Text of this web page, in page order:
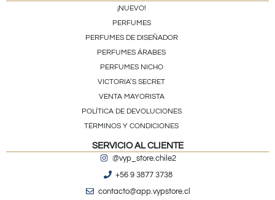
¡NUEVO!
PERFUMES
PERFUMES DE DISEÑADOR
PERFUMES ÁRABES
PERFUMES NICHO
VICTORIA’S SECRET
VENTA MAYORISTA
POLÍTICA DE DEVOLUCIONES
TÉRMINOS Y CONDICIONES
SERVICIO AL CLIENTE
@vyp_store.chile2
+56 9 3877 3738
contacto@app.vypstore.cl